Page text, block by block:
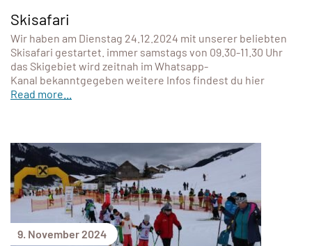
Skisafari
Wir haben am Dienstag 24.12.2024 mit unserer beliebten
Skisafari gestartet. immer samstags von 09.30-11.30 Uhr
das Skigebiet wird zeitnah im Whatsapp-
Kanal bekanntgegeben weitere Infos findest du hier
Read more...
9. November 2024